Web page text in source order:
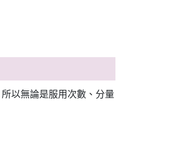
以無論是服用次數、分量